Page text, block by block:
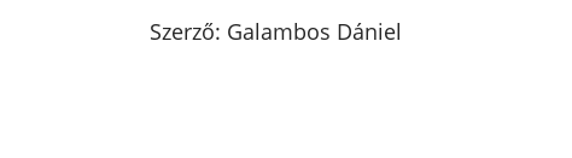
Szerző: Galambos Dániel